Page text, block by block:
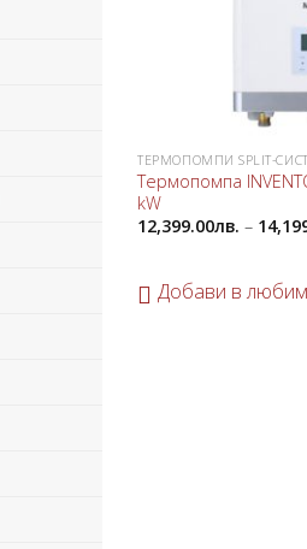
ТЕРМОПОМПИ SPLIT-
Термопомпа
kW
12,399.00лв. –
Добави в